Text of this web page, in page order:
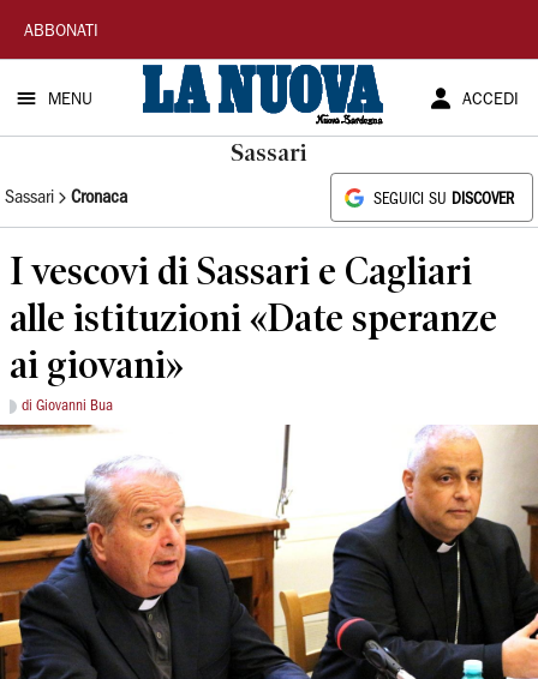
La
Nuova
Sardegna
ABBONATI
MENU ACCEDI
Sassari
Sassari Cronaca SEGUICI SU DISCOVER
I vescovi di Sassari e Cagliari
alle istituzioni «Date speranze
ai giovani»
di Giovanni Bua